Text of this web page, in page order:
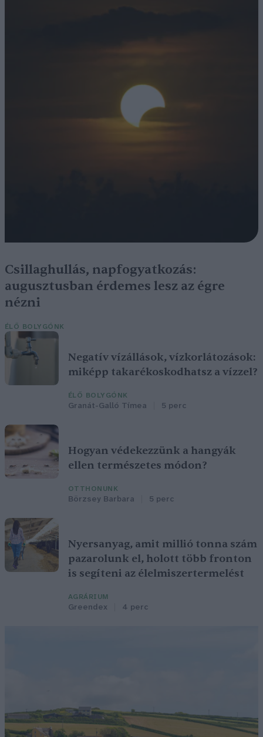
Csillaghullás, napfogyatkozás:
augusztusban érdemes lesz az égre
nézni
ÉLŐ BOLYGÓNK
Negatív vízállások, vízkorlátozások:
miképp takarékoskodhatsz a vízzel?
ÉLŐ BOLYGÓNK
Granát-Galló Tímea 5 perc
Hogyan védekezzünk a hangyák
ellen természetes módon?
OTTHONUNK
Börzsey Barbara 5 perc
Nyersanyag, amit millió tonna szám
pazarolunk el, holott több fronton
is segíteni az élelmiszertermelést
AGRÁRIUM
Greendex 4 perc